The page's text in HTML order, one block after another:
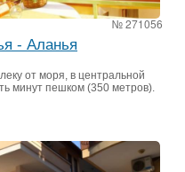
№ 271056
- Аланья
от моря, в центральной
минут пешком (350 метров).